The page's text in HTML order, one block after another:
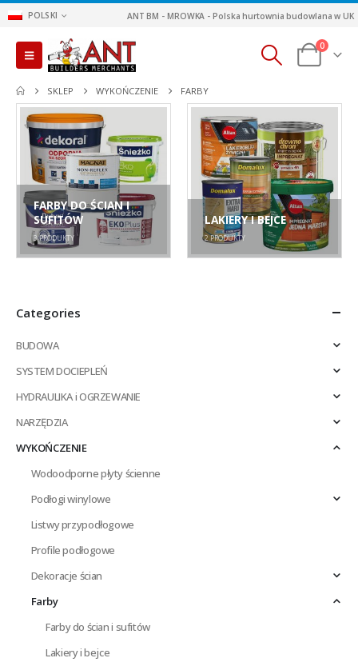
POLSKI ANT BM - MROWKA - Polska hurtownia budowlana w UK
0
SKLEP WYKOŃCZENIE FARBY
FARBY DO ŚCIAN I
SUFITÓW
3PRODUKTY
LAKIERY I BEJCE
2PRODUKTY
Categories
BUDOWA
SYSTEM DOCIEPLEŃ
HYDRAULIKA i OGRZEWANIE
NARZĘDZIA
WYKOŃCZENIE
Wodoodporne płyty ścienne
Podłogi winylowe
Listwy przypodłogowe
Profile podłogowe
Dekoracje ścian
Farby
Farby do ścian i sufitów
Lakiery i bejce